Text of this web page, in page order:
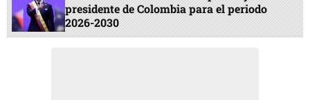
presidente de Colombia para el periodo
2026-2030